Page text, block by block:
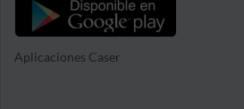
Aplicaciones Caser